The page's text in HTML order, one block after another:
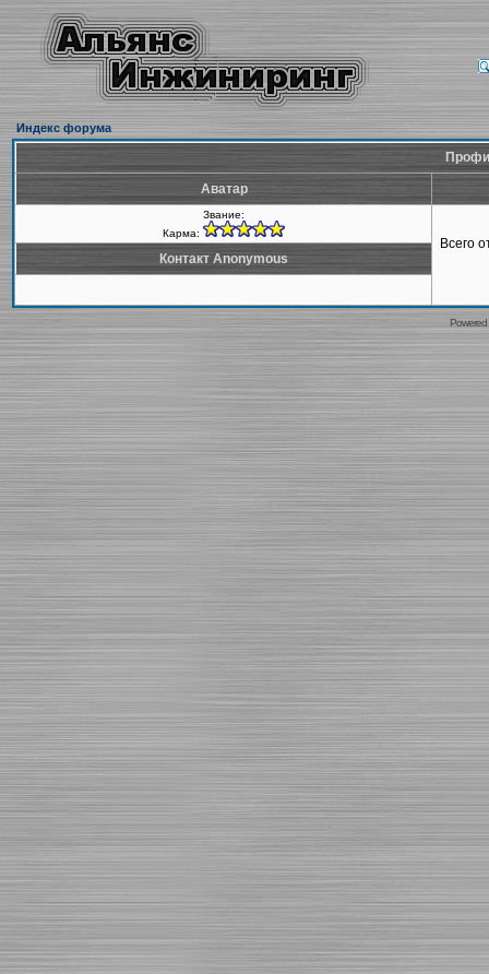
Индекс форума
Аватар
Звание:
Карма:
Всего
Контакт Anonymous